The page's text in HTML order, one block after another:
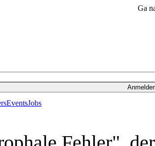
Ga
EventsJobs